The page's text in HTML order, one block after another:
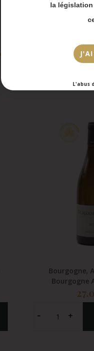
la législation
L'abus
Bourgogne,
Bourgogne
Merci de bien
Les envois
Honoré et
septembre.